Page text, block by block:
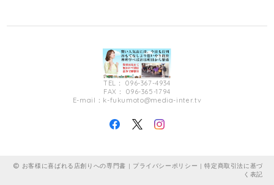
TEL： 096-367-4934
FAX： 096-365-1794
E-mail： k-fukumoto@media-inter.tv
お客様に喜ばれる店創りへの専門書 | プライバシーポリシー |特定商取引法に基づ
く表記